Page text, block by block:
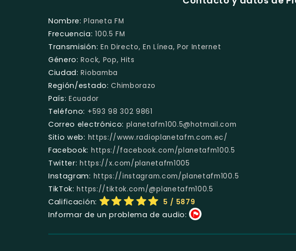
Nombre: Planeta FM
Frecuencia: 100.5 FM
Transmisión: En Directo, En Línea, Por Internet
Género: Rock, Pop, Hits
Ciudad: Riobamba
Región/estado: Chimborazo
País: Ecuador
Teléfono: +593 98 302 9861
Correo electrónico: planetafm100.5@hotmail.com
Sitio web: https://www.radioplanetafm.com.ec/
Facebook: https://facebook.com/planetafm100.5
Twitter: https://x.com/planetafm1005
Instagram: https://instagram.com/planetafm100.5
TikTok: https://tiktok.com/@planetafm100.5
Calificación: 5 / 5879
Informar de un problema de audio: